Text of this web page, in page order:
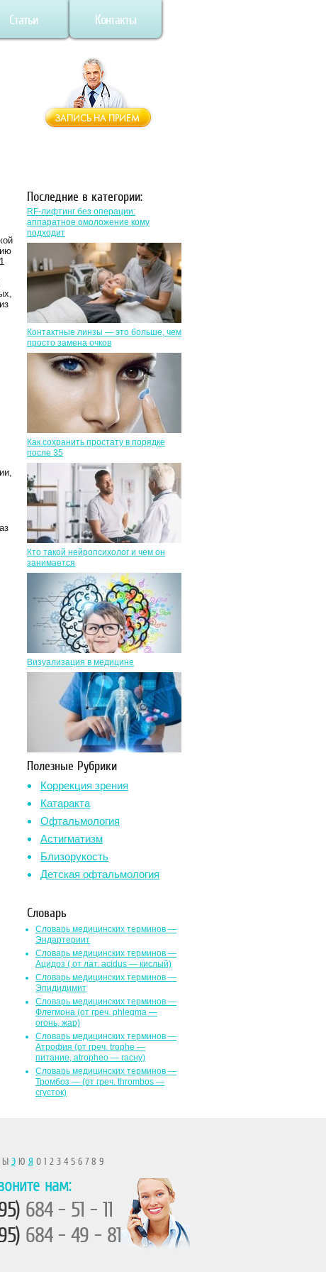
Статьи Контакты
Последние в категории:
RF-лифтинг без операции:
аппаратное омоложение кому
подходит
Контактные линзы — это больше, чем
просто замена очков
Как сохранить простату в порядке
после 35
Кто такой нейропсихолог и чем он
занимается
Визуализация в медицине
Полезные Рубрики
Коррекция зрения
Катаракта
Офтальмология
Астигматизм
Близорукость
Детская офтальмология
Словарь
Словарь медицинских терминов —
Эндартериит
Словарь медицинских терминов —
Ацидоз ( от лат. асidus — кислый)
Словарь медицинских терминов —
Эпидидимит
Словарь медицинских терминов —
Флегмона (от гpeч. phlegma —
огонь, жар)
Словарь медицинских терминов —
Атрофия (от греч. trophe —
питание, atropheo — гасну)
Словарь медицинских терминов —
Тромбоз — (от греч. thrombos —
сгусток)
ЭЮ Я 0 1 2 3 4 5 6 7 8 9
нам:
684 - 51 - 11
684 - 49 - 81